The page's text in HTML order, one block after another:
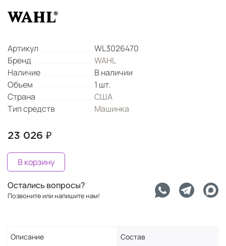
Артикул
WL3026470
Бренд
WAHL
Наличие
В наличии
Объем
1 шт.
Страна
США
Тип средств
Машинка
23 026 ₽
В корзину
Остались вопросы?
Позвоните или напишите нам!
Описание Состав